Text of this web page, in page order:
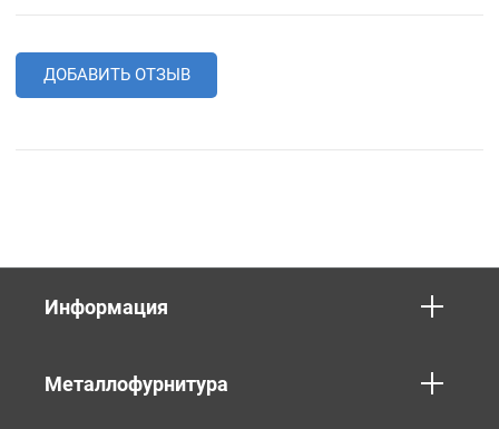
ДОБАВИТЬ ОТЗЫВ
Информация
Металлофурнитура